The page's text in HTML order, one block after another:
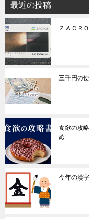
最近の投稿
ＺＡＣＲ
三千円の
食欲の攻
め
今年の漢